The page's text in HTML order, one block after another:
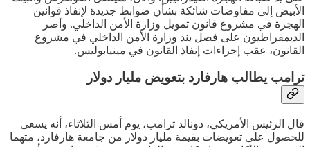
الأبيض إلى مفاوضات شائكة بشأن ضوابط جديدة لإنفاذ قوانين
الهجرة في مشروع قانون تمويل وزارة الأمن الداخلي. وأصر
الديمقراطيون على فصل بند وزارة الأمن الداخلي في مشروع
القانون، عقب إجراءات إنفاذ القانون في مينيابوليس.
ترامب يطالب هارفارد بتعويض مليار دولار
قال الرئيس الأمريكي، دونالد ترامب، يوم أمس الثلاثاء، أنه يسعى
للحصول على تعويضات بقيمة مليار دولار من جامعة هارفارد، متهما